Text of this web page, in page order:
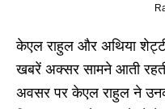
केएल राहुल और अथिया
खबरें अक्सर सामने आती
अवसर पर केएल राहुल ने